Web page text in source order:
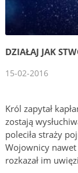
DZIAŁAJ JAK
15-02-2016
Król zapytał
zostają
poleciła straży
Wojownicy
rozkazał im